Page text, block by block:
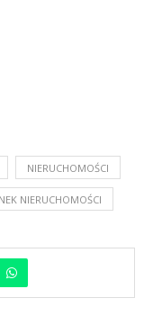
NIERUCHOMOŚCI
NIERUCHOMOŚCI